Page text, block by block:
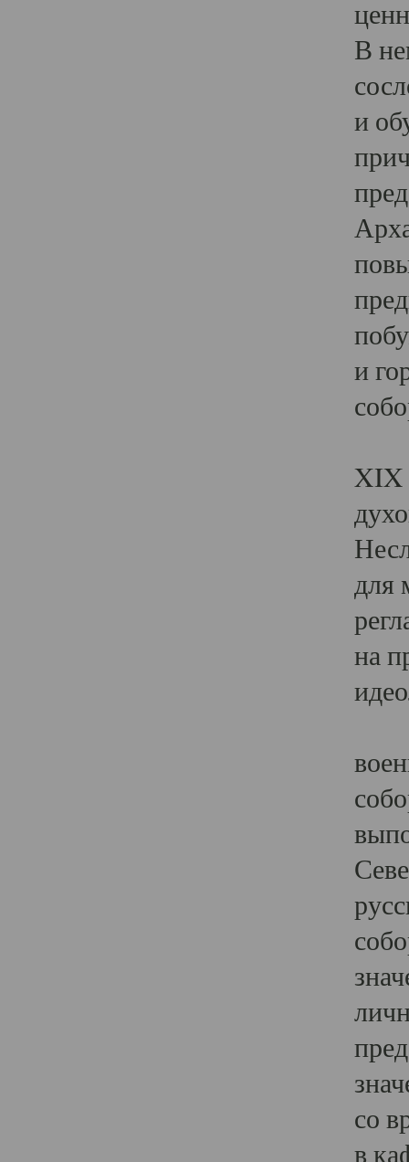
В
и
и
XIX
для
на
со
в